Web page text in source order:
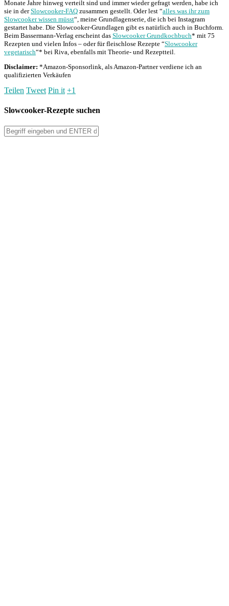
Monate Jahre hinweg verteilt sind und immer wieder gefragt werden, habe ich
sie in derSlowcooker-FAQ zusammen gestellt. Oder lest “alles was ihr zum
Slowcooker wissen müsst“, meine Grundlagenserie, die ich bei Instagram
gestartet habe. Die Slowcooker-Grundlagen gibt es natürlich auch in Buchform.
Beim Bassermann-Verlag erscheint das Slowcooker Grundkochbuch* mit 75
Rezepten und vielen Infos – oder für fleischlose Rezepte “Slowcooker
vegetarisch“* bei Riva, ebenfalls mit Theorie- und Rezeptteil.
Disclaimer: *Amazon-Sponsorlink, als Amazon-Partner verdiene ich an
qualifizierten Verkäufen
Teilen Tweet Pin it +1
Slowcooker-Rezepte suchen